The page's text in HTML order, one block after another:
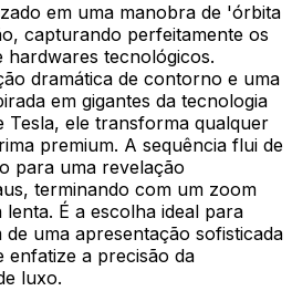
em uma manobra de 'órbita
capturando perfeitamente os
tecnológicos.
dramática de contorno e uma
em gigantes da tecnologia
Tesla, ele transforma qualquer
premium. A sequência flui de
para uma revelação
terminando com um zoom
É a escolha ideal para
uma apresentação sofisticada
enfatize a precisão da
luxo.